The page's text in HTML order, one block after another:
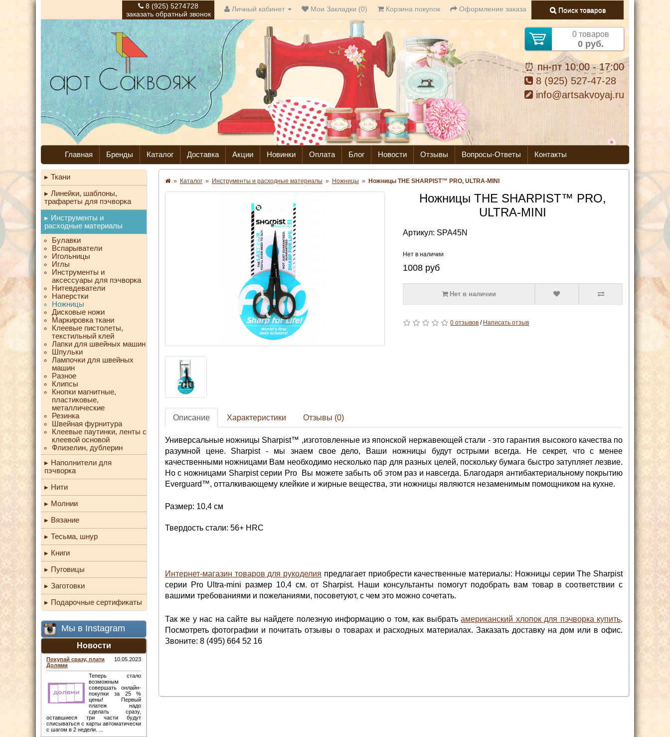
8 (925) 5274728
заказать обратный звонок
Личный кабинет Мои Закладки (0) Корзина покупок Оформление заказа Поиск товаров
0 товаров
0 руб.
⏰ пн-пт 10:00 - 17:00
8 (925) 527-47-28
info@artsakvoyaj.ru
Главная Бренды Каталог Доставка Акции Новинки Оплата Блог Новости Отзывы Вопросы-Ответы Контакты
Ткани
Линейки, шаблоны,
трафареты для пэчворка
Инструменты и
расходные материалы
Булавки
Вспарыватели
Игольницы
Иглы
Инструменты и
аксессуары для пэчворка
Нитевдеватели
Наперстки
Ножницы
Дисковые ножи
Маркировка ткани
Клеевые пистолеты,
текстильный клей
Лапки для швейных машин
Шпульки
Лампочки для швейных
машин
Разное
Клипсы
Кнопки магнитные,
пластиковые,
металлические
Резинка
Швейная фурнитура
Клеевые паутинки, ленты с
клеевой основой
Флизелин, дублерин
Наполнители для
пэчворка
Нити
Молнии
Вязание
Тесьма, шнур
Книги
Пуговицы
Заготовки
Подарочные сертификаты
Мы в Instagram
Новости
Покупай сразу, плати
Долями
10.05.2023
Теперь стало
возможным
совершать онлайн-
покупки за 25 %
цены! Первый
платеж надо
сделать сразу,
оставшиеся три части будут
списываться с карты автоматически
с шагом в 2 недели. ...
» Каталог » Инструменты и расходные материалы » Ножницы » Ножницы THE SHARPIST™ PRO, ULTRA-MINI
Ножницы THE SHARPIST™ PRO,
ULTRA-MINI
Артикул: SPA45N
Нет в наличии
1008 руб
Нет в наличии
0 отзывов / Написать отзыв
Описание Характеристики Отзывы (0)
Универсальные ножницы Sharpist™ ,изготовленные из японской нержавеющей стали - это гарантия высокого качества по
разумной цене. Sharpist - мы знаем свое дело, Ваши ножницы будут острыми всегда. Не секрет, что с менее
качественными ножницами Вам необходимо несколько пар для разных целей, поскольку бумага быстро затупляет лезвие.
Но с ножницами Sharpist серии Pro Вы можете забыть об этом раз и навсегда. Благодаря антибактериальному покрытию
Everguard™, отталкивающему клейкие и жирные вещества, эти ножницы являются незаменимым помощником на кухне.
Размер: 10,4 см
Твердость стали: 56+ HRC
Интернет-магазин товаров для рукоделия предлагает приобрести качественные материалы: Ножницы серии The Sharpist
серии Pro Ultra-mini размер 10,4 см. от Sharpist. Наши консультанты помогут подобрать вам товар в соответствии с
вашими требованиями и пожеланиями, посоветуют, с чем это можно сочетать.
Так же у нас на сайте вы найдете полезную информацию о том, как выбратьамериканский хлопок для пэчворка купить.
Посмотреть фотографии и почитать отзывы о товарах и расходных материалах. Заказать доставку на дом или в офис.
Звоните: 8 (495) 664 52 16